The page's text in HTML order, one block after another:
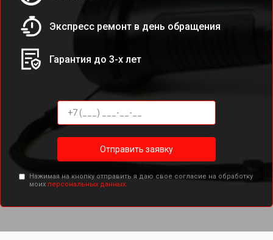
Экспресс ремонт в день обращения
Гарантия до 3-х лет
Отправить заявку
Нажимая на кнопку отправить я даю свое согласие на обработку
моих персональных данных.